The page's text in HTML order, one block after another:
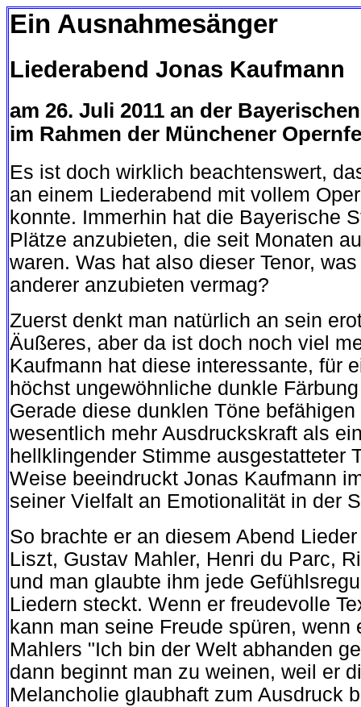
Ein Ausnahmesänger
Liederabend Jonas Kaufmann
am 26. Juli 2011 an der
im Rahmen der Münchener
Es ist doch wirklich beachtenswert,
an einem Liederabend mit vollem
konnte. Immerhin hat die Bayerische
Plätze anzubieten, die seit Monaten
waren. Was hat also dieser Tenor,
anderer anzubieten vermag?
Zuerst denkt man natürlich an sein
Äußeres, aber da ist doch noch viel
Kaufmann hat diese interessante, für
höchst ungewöhnliche dunkle
Gerade diese dunklen Töne
wesentlich mehr Ausdruckskraft als
hellklingender Stimme ausgestatteter
Weise beeindruckt Jonas Kaufmann
seiner Vielfalt an Emotionalität in der
So brachte er an diesem Abend
Liszt, Gustav Mahler, Henri du Parc,
und man glaubte ihm jede
Liedern steckt. Wenn er freudevolle
kann man seine Freude spüren, wenn
Mahlers "Ich bin der Welt abhanden
dann beginnt man zu weinen, weil er
Melancholie glaubhaft zum Ausdruck